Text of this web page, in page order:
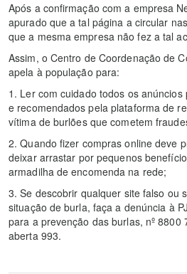
Após a confirmação com a empresa
apurado que a tal página a circular
que a mesma empresa não fez a tal
Assim, o Centro de Coordenação de
apela à população para:
1. Ler com cuidado todos os
e recomendados pela plataforma de
vítima de burlões que cometem
2. Quando fizer compras online deve
deixar arrastar por pequenos
armadilha de encomenda na rede;
3. Se descobrir qualquer site falso ou
situação de burla, faça a denúncia à
para a prevenção das burlas, nº 8800
aberta 993.